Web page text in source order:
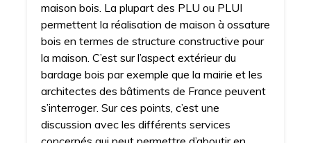
maison bois. La plupart des PLU ou PLUI
permettent la réalisation de maison à ossature
bois en termes de structure constructive pour
la maison. C’est sur l’aspect extérieur du
bardage bois par exemple que la mairie et les
architectes des bâtiments de France peuvent
s’interroger. Sur ces points, c’est une
discussion avec les différents services